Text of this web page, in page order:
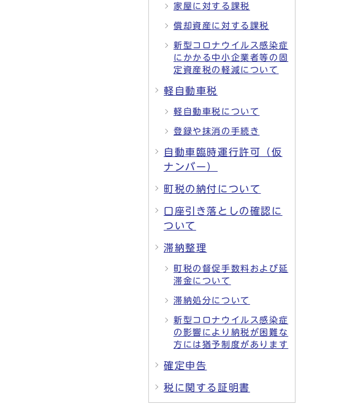
家屋に対する課税
償却資産に対する課税
新型コロナウイルス感染症
にかかる中小企業者等の固
定資産税の軽減について
軽自動車税
軽自動車税について
登録や抹消の手続き
自動車臨時運行許可（仮
ナンバー）
町税の納付について
口座引き落としの確認に
ついて
滞納整理
町税の督促手数料および延
滞金について
滞納処分について
新型コロナウイルス感染症
の影響により納税が困難な
方には猶予制度があります
確定申告
税に関する証明書